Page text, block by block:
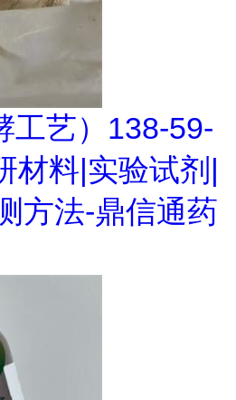
工艺）138-59-
材料|实验试剂|
方法-鼎信通药